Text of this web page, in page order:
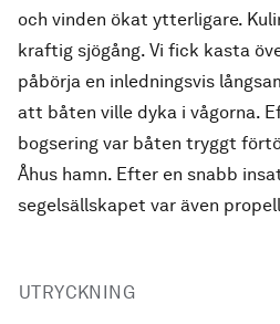
och vinden ökat ytterligare.
kraftig sjögång. Vi fick kasta
påbörja en inledningsvis
att båten ville dyka i vågorna.
bogsering var båten tryggt
Åhus hamn. Efter en snabb
segelsällskapet var även
UTRYCKNING